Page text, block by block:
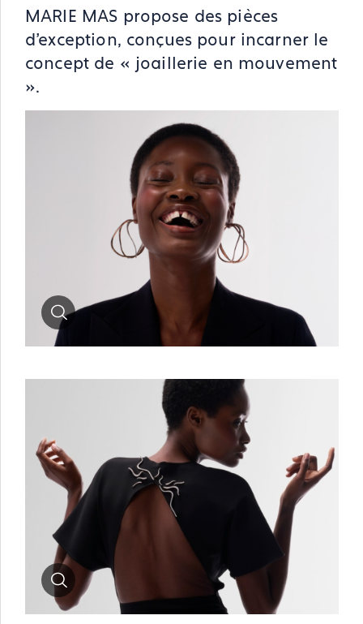
MARIE MAS propose des pièces
d’exception, conçues pour incarner le
concept de « joaillerie en mouvement
».
Zoom
Zoom